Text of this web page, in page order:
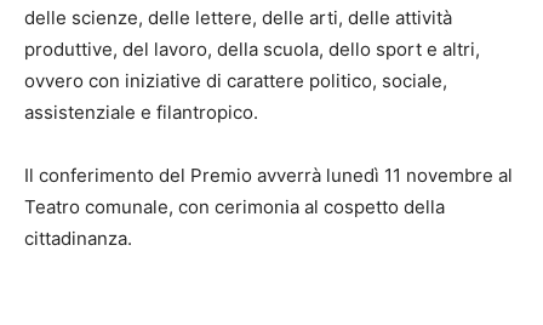
delle scienze, delle lettere, delle arti, delle attività
produttive, del lavoro, della scuola, dello sport e altri,
ovvero con iniziative di carattere politico, sociale,
assistenziale e filantropico.
Il conferimento del Premio avverrà lunedì 11 novembre al
Teatro comunale, con cerimonia al cospetto della
cittadinanza.